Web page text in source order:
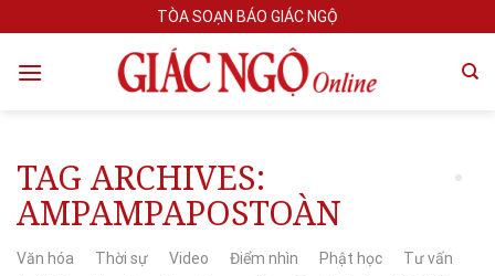
to
content
TÒA SOẠN BÁO GIÁC NGỘ
TAG ARCHIVES:
AMPAMPAPOSTOÀN
Văn hóa Thời sự Video Điểm nhìn Phật học
Tư vấn